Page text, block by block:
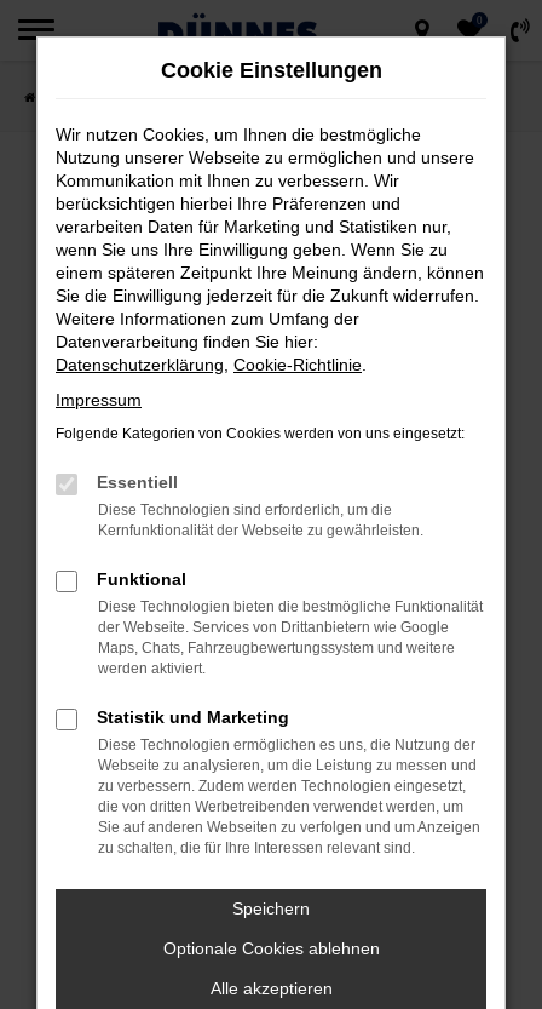
Zum
springen
0
FEHLER: NETWORK ERROR
Beim Laden ist ein Fehler aufgetreten.
Hier sind ein paar Tipps, die dir helfen können:
Überprüfe deine Firewall und deine
Internetverbindung.
Laden andere Webseiten, zum Beispiel
deine Suchmaschine?
Prüfe deine Browsererweiterungen.
Manche Erweiterungen, wie Werbeblocker,
können das Laden bestimmter Seiten
anderen Browser oder in einem privaten
Fenster?
Starte dein Gerät neu.
vorübergehende Probleme zu beheben.
Stelle sicher, dass dein Browser und dein
Betriebssystem auf dem neuesten Stand
sind.
Veraltete Software birgt nicht nur ein
führen, dass bestimmte Funktionen nicht
mehr unterstützt werden.
Wende dich an den Webseitenbetreiber.
Wenn du alle oben genannten Schritte
Cookie Einstellungen
Wir nutzen Cookies, um Ihnen die bestmögliche
Nutzung unserer Webseite zu ermöglichen und unsere
Kommunikation mit Ihnen zu verbessern. Wir
berücksichtigen hierbei Ihre Präferenzen und
verarbeiten Daten für Marketing und Statistiken nur,
wenn Sie uns Ihre Einwilligung geben. Wenn Sie zu
einem späteren Zeitpunkt Ihre Meinung ändern, können
Sie die Einwilligung jederzeit für die Zukunft widerrufen.
Weitere Informationen zum Umfang der
Datenverarbeitung finden Sie hier:
Datenschutzerklärung Cookie-Richtlinie
Impressum
Folgende Kategorien von Cookies werden von uns eingesetzt:
Essentiell
Diese Technologien sind erforderlich, um die
Kernfunktionalität der Webseite zu gewährleisten.
Funktional
Diese Technologien bieten die bestmögliche Funktionalität
der Webseite. Services von Drittanbietern wie Google
Maps, Chats, Fahrzeugbewertungssystem und weitere
werden aktiviert.
Statistik und Marketing
Diese Technologien ermöglichen es uns, die Nutzung der
Webseite zu analysieren, um die Leistung zu messen und
zu verbessern. Zudem werden Technologien eingesetzt,
die von dritten Werbetreibenden verwendet werden, um
Sie auf anderen Webseiten zu verfolgen und um Anzeigen
zu schalten, die für Ihre Interessen relevant sind.
Speichern
Optionale Cookies ablehnen
Alle akzeptieren